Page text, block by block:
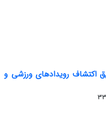
اکتشاف رویدادهای ورزشی و